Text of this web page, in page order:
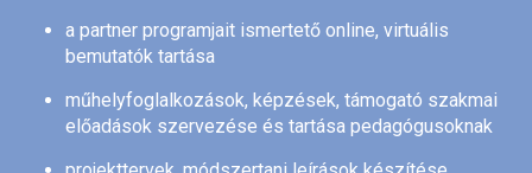
a partner programjait ismertető online, virtuális
bemutatók tartása
műhelyfoglalkozások, képzések, támogató szakmai
előadások szervezése és tartása pedagógusoknak